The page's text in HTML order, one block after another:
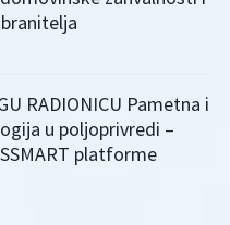
RADIONICU Pametna i
u poljoprivredi –
platforme